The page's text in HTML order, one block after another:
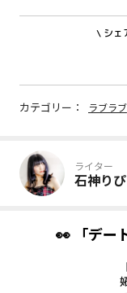
\ シェ
カテゴリー： ラブラブ
ライター
石神りぴ
👀 「デー